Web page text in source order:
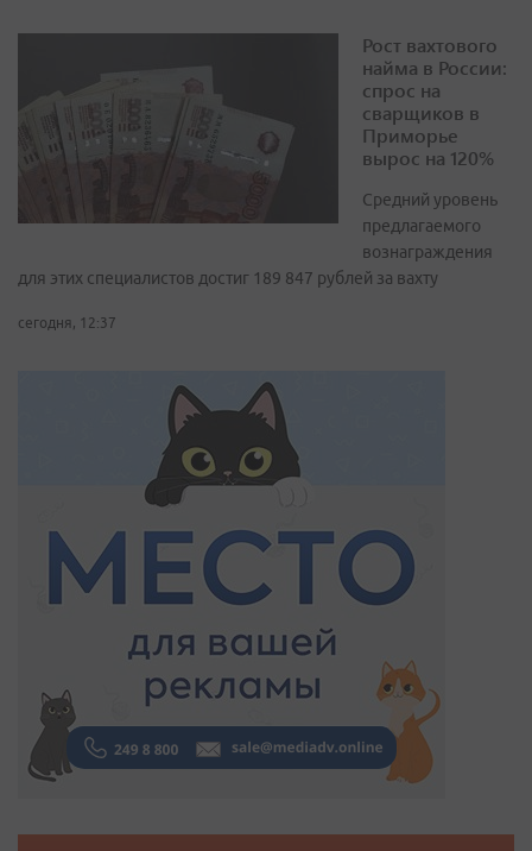
Рост вахтового
найма в России:
спрос на
сварщиков в
Приморье
вырос на 120%
Средний уровень
предлагаемого
вознаграждения
для этих специалистов достиг 189 847 рублей за вахту
сегодня, 12:37